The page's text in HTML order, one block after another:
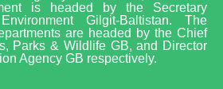
is headed by the Secretary
Gilgit-Baltistan. The
are headed by the Chief
Parks & Wildlife GB, and Director
Agency GB respectively.